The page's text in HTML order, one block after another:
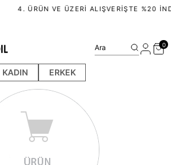
4. ÜRÜN VE ÜZERI ALIŞVERIŞTE %20
KADIN ERKEK
Ara 0